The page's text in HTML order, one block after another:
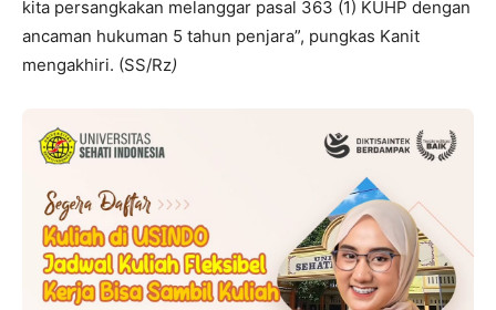
kita persangkakan melanggar pasal 363 (1) KUHP dengan
ancaman hukuman 5 tahun penjara”, pungkas Kanit
mengakhiri. (SS/Rz)